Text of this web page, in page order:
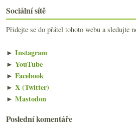
Sociální sítě
Přidejte se do přátel tohoto webu a sledujte
► Instagram
► YouTube
► Facebook
► X (Twitter)
► Mastodon
Poslední komentáře